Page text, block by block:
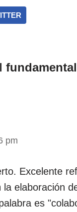
pm
Excelente
la elaboración
es